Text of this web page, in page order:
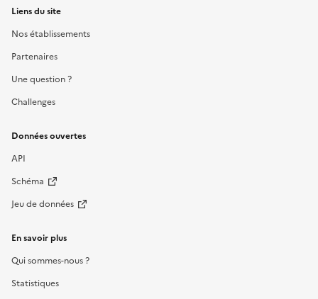
Liens du site
Nos établissements
Partenaires
Une question ?
Challenges
Données ouvertes
API
Schéma
Jeu de données
En savoir plus
Qui sommes-nous ?
Statistiques